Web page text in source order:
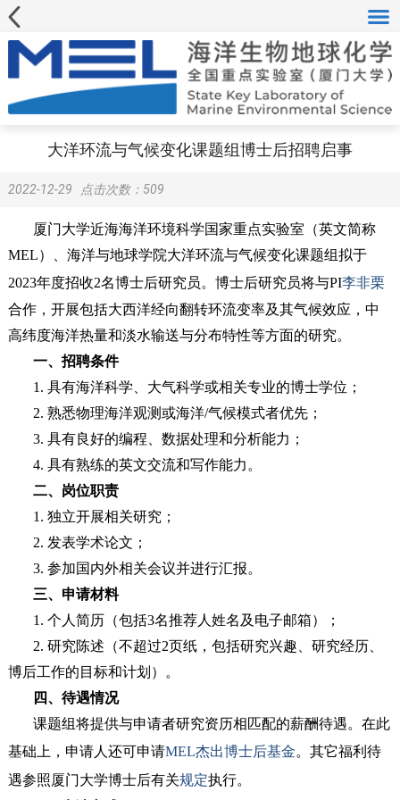
大洋环流与气候变化课题组博士后招聘启事
2022-12-29 点击次数： 509
厦门大学近海海洋环境科学国家重点实验室（英文简称
MEL）、海洋与地球学院大洋环流与气候变化课题组拟于
2023年度招收2名博士后研究员。博士后研究员将与PI李非栗
合作，开展包括大西洋经向翻转环流变率及其气候效应，中
高纬度海洋热量和淡水输送与分布特性等方面的研究。
一、招聘条件
1. 具有海洋科学、大气科学或相关专业的博士学位；
2. 熟悉物理海洋观测或海洋/气候模式者优先；
3. 具有良好的编程、数据处理和分析能力；
4. 具有熟练的英文交流和写作能力。
二、岗位职责
1. 独立开展相关研究；
2. 发表学术论文；
3. 参加国内外相关会议并进行汇报。
三、申请材料
1. 个人简历（包括3名推荐人姓名及电子邮箱）；
2. 研究陈述（不超过2页纸，包括研究兴趣、研究经历、
博后工作的目标和计划）。
四、待遇情况
课题组将提供与申请者研究资历相匹配的薪酬待遇。在此
基础上，申请人还可申请MEL杰出博士后基金。其它福利待
遇参照厦门大学博士后有关规定执行。